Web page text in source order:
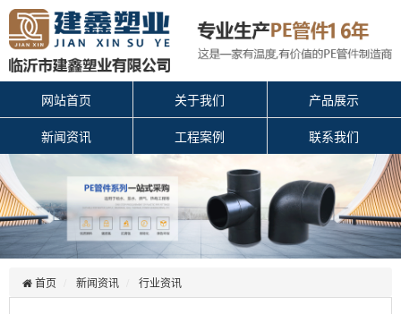
网站首页 关于我们 产品展示
新闻资讯 工程案例 联系我们
首页 新闻资讯 行业资讯